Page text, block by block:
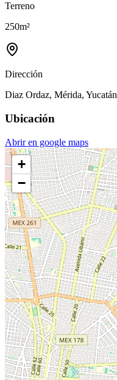
Terreno
250m²
Dirección
Diaz Ordaz, Mérida, Yucatán
Ubicación
Abrir en google maps
+
−